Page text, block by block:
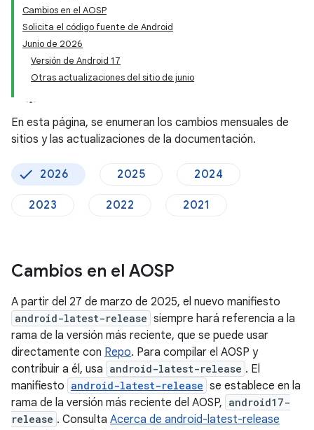
Cambios en el AOSP
Solicita el código fuente de Android
Junio de 2026
Versión de Android 17
Otras actualizaciones del sitio de junio
En esta página, se enumeran los cambios mensuales de
sitios y las actualizaciones de la documentación.
2026 2025 2024
2023 2022 2021
Cambios en el AOSP
A partir del 27 de marzo de 2025, el nuevo manifiesto
android-latest-release siempre hará referencia a la
rama de la versión más reciente, que se puede usar
directamente con Repo. Para compilar el AOSP y
contribuir a él, usa android-latest-release . El
manifiesto android-latest-release se establece en la
rama de la versión más reciente del AOSP, android17-
release . Consulta Acerca de android-latest-release